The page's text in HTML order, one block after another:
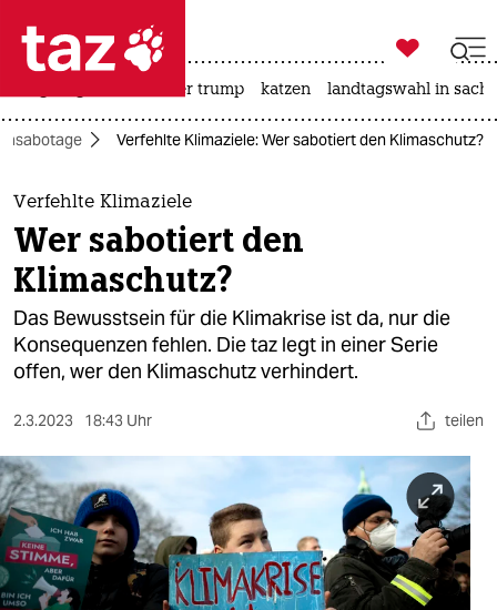
 taz zahl ich
taz zahl ich
themen
politik
öko
gesellschaft
sport
berlin
nord
wahrheit

taz zahl ich
usa unter trump katzen landtagswahl in
Verfehlte Klimaziele: Wer sabotiert den Klimaschutz?
Verfehlte Klimaziele
Wer sabotiert den
Klimaschutz?
Das Bewusstsein für die Klimakrise ist da, nur die
Konsequenzen fehlen. Die taz legt in einer Serie
offen, wer den Klimaschutz verhindert.
2.3.2023 18:43 Uhr teilen